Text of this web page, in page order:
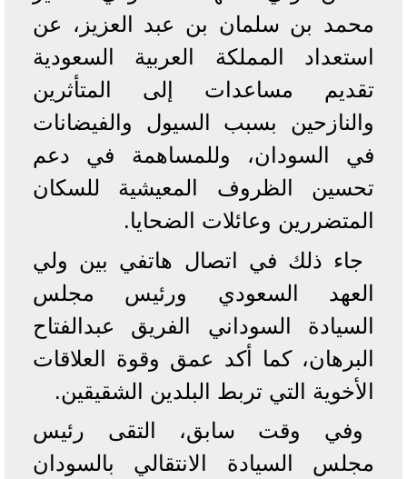
محمد بن سلمان بن عبد العزيز، عن
استعداد المملكة العربية السعودية
تقديم مساعدات إلى المتأثرين
والنازحين بسبب السيول والفيضانات
في السودان، وللمساهمة في دعم
تحسين الظروف المعيشية للسكان
المتضررين وعائلات الضحايا.
جاء ذلك في اتصال هاتفي بين ولي
العهد السعودي ورئيس مجلس
السيادة السوداني الفريق عبدالفتاح
البرهان، كما أكد عمق وقوة العلاقات
الأخوية التي تربط البلدين الشقيقين.
وفي وقت سابق، التقى رئيس
مجلس السيادة الانتقالي بالسودان